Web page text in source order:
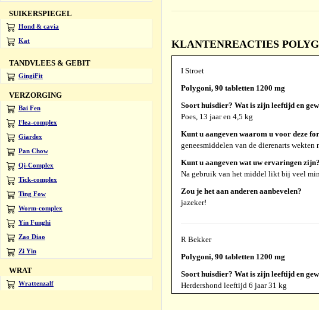
SUIKERSPIEGEL
Hond & cavia
Kat
TANDVLEES & GEBIT
GingiFit
VERZORGING
Bai Fen
Flea-complex
Giardex
Pan Chow
Qi-Complex
Tick-complex
Ting Fow
Worm-complex
Yin Funghi
Zao Diao
Zi Yin
WRAT
Wrattenzalf
KLANTENREACTIES
I Stroet
Polygoni, 90 tabletten 1200 mg
Soort huisdier? Wat is zijn leeftijd en
Poes, 13 jaar en 4,5 kg
Kunt u aangeven waarom u voor deze
geneesmiddelen van de dierenarts
Kunt u aangeven wat uw ervaringen zijn?
Na gebruik van het middel likt bij veel
Zou je het aan anderen aanbevelen?
jazeker!
R Bekker
Polygoni, 90 tabletten 1200 mg
Soort huisdier? Wat is zijn leeftijd en
Herdershond leeftijd 6 jaar 31 kg